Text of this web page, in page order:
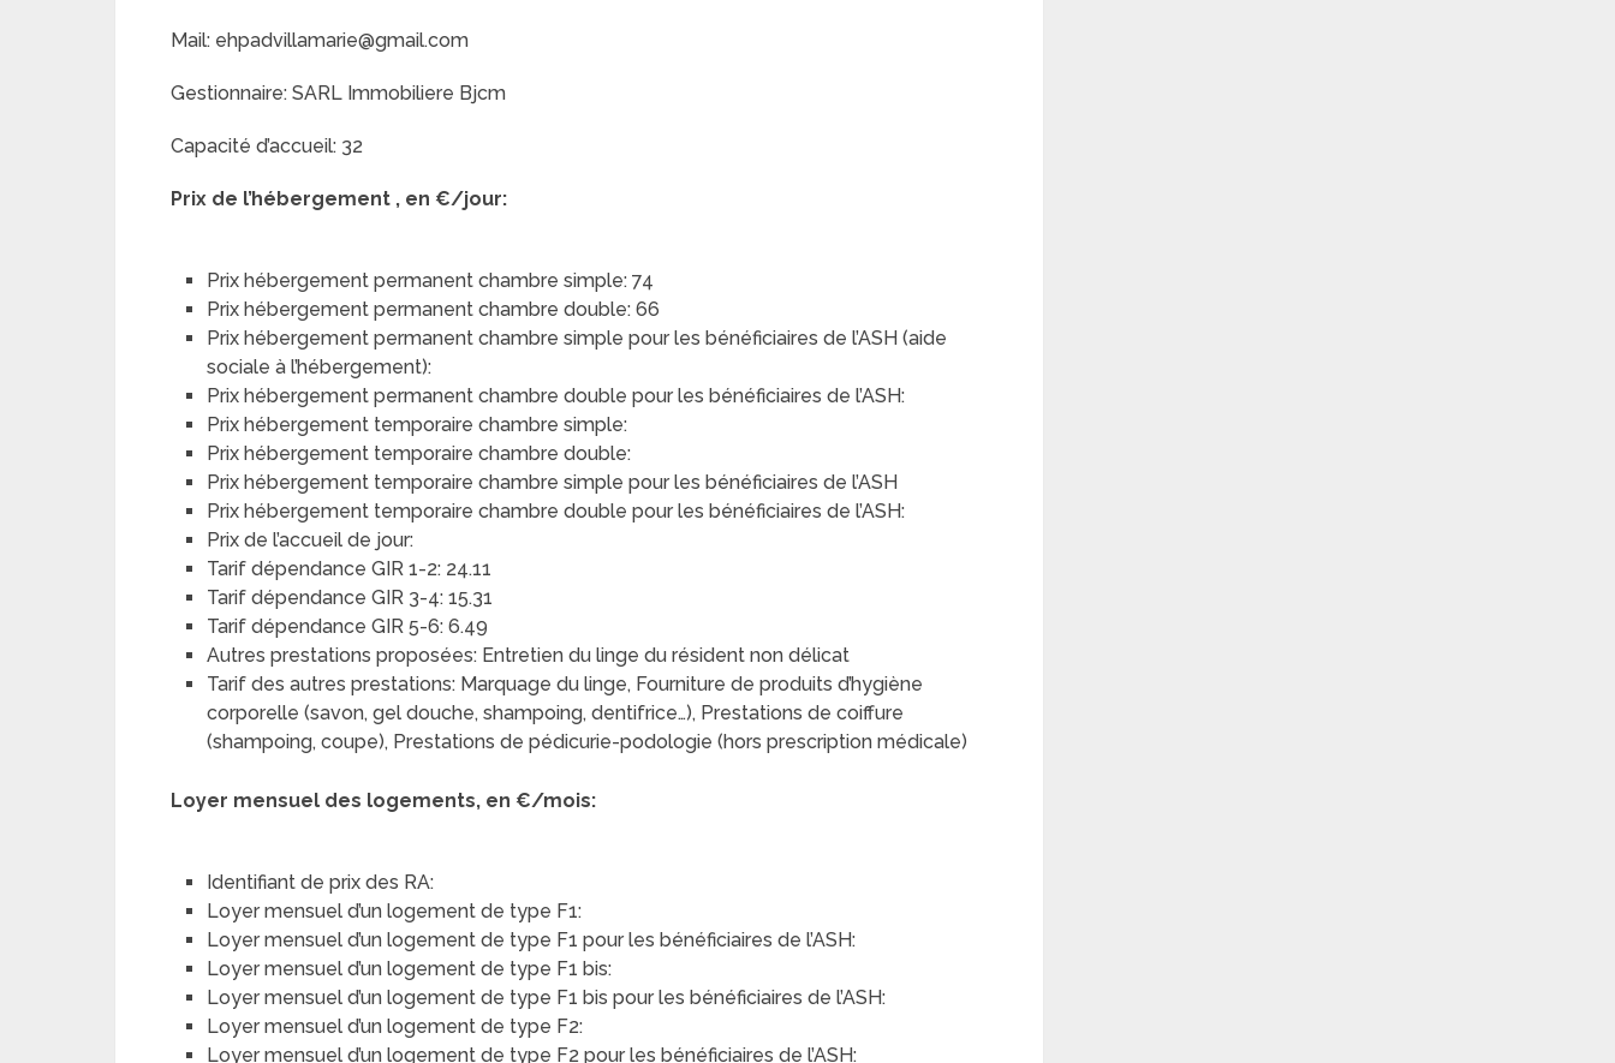
Mail: ehpadvillamarie@gmail.com
Gestionnaire: SARL Immobiliere Bjcm
Capacité d’accueil: 32
Prix de l’hébergement , en €/jour:
Prix hébergement permanent chambre simple: 74
Prix hébergement permanent chambre double: 66
Prix hébergement permanent chambre simple pour les bénéficiaires de l’ASH (aide
sociale à l’hébergement):
Prix hébergement permanent chambre double pour les bénéficiaires de l’ASH:
Prix hébergement temporaire chambre simple:
Prix hébergement temporaire chambre double:
Prix hébergement temporaire chambre simple pour les bénéficiaires de l’ASH
Prix hébergement temporaire chambre double pour les bénéficiaires de l’ASH:
Prix de l’accueil de jour:
Tarif dépendance GIR 1-2: 24.11
Tarif dépendance GIR 3-4: 15.31
Tarif dépendance GIR 5-6: 6.49
Autres prestations proposées: Entretien du linge du résident non délicat
Tarif des autres prestations: Marquage du linge, Fourniture de produits d’hygiène
corporelle (savon, gel douche, shampoing, dentifrice…), Prestations de coiffure
(shampoing, coupe), Prestations de pédicurie-podologie (hors prescription médicale)
Loyer mensuel des logements, en €/mois:
Identifiant de prix des RA:
Loyer mensuel d’un logement de type F1:
Loyer mensuel d’un logement de type F1 pour les bénéficiaires de l’ASH:
Loyer mensuel d’un logement de type F1 bis:
Loyer mensuel d’un logement de type F1 bis pour les bénéficiaires de l’ASH:
Loyer mensuel d’un logement de type F2:
Loyer mensuel d’un logement de type F2 pour les bénéficiaires de l’ASH: